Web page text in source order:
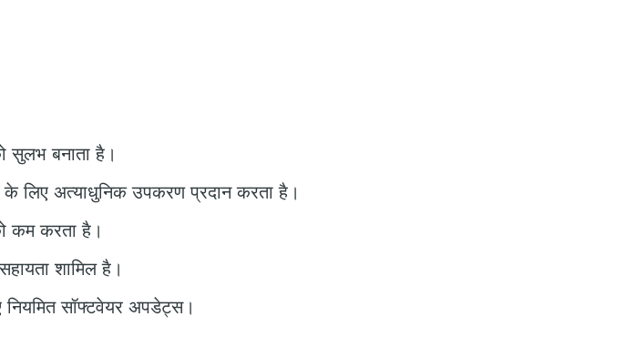
सुलभ बनाता है।
के लिए अत्याधुनिक उपकरण प्रदान करता है।
कम करता है।
शामिल है।
नियमित सॉफ्टवेयर अपडेट्स।